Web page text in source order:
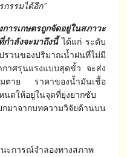
รรมได้อีก”
ารเกษตรถูกจัดอยู่ในสภาวะ
ำลังจะมาถึงนี้ได้แก่ ระดับ
นของปริมาณน้ำฝนที่ไม่มี
าศรุนแรงแบบสุดขั้ว จะส่ง
มตาย ราคาของน้ำมันเชื้อ
นดให้อยู่ในจุดที่ยุ่งยากซับ
มาจากบทความวิจัยด้านบน
ารณ์จำลองทางสภาพ